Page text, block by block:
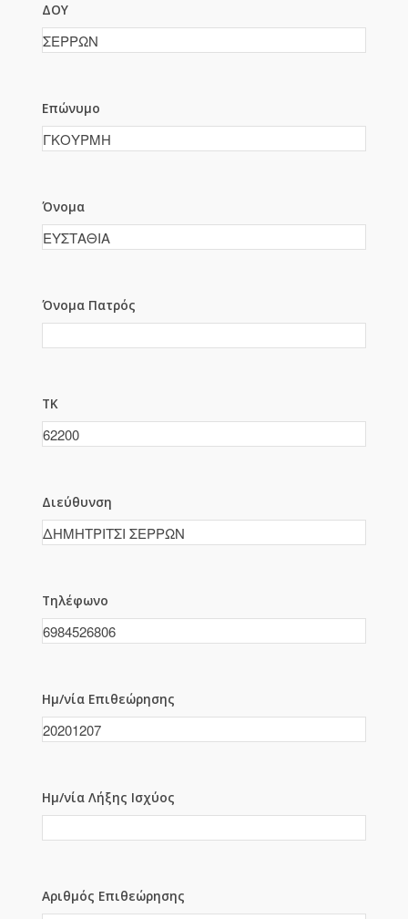
ΔΟΥ
Επώνυμο
Όνομα
Όνομα Πατρός
ΤΚ
Διεύθυνση
Τηλέφωνο
Ημ/νία Επιθεώρησης
Ημ/νία Λήξης Ισχύος
Αριθμός Επιθεώρησης